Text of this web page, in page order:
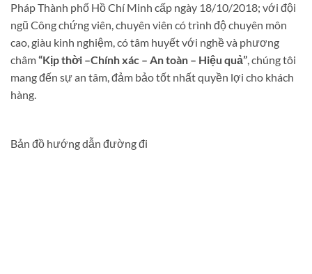
Pháp Thành phố Hồ Chí Minh cấp ngày 18/10/2018; với đội
ngũ Công chứng viên, chuyên viên có trình độ chuyên môn
cao, giàu kinh nghiệm, có tâm huyết với nghề và phương
châm“Kịp thời –Chính xác – An toàn – Hiệu quả”, chúng tôi
mang đến sự an tâm, đảm bảo tốt nhất quyền lợi cho khách
hàng.
Bản đồ hướng dẫn đường đi